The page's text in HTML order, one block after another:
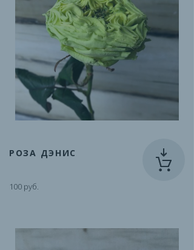
РОЗА ДЭНИС
100 руб.